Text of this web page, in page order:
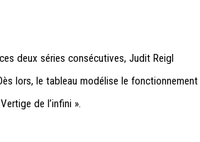
deux séries consécutives, Judit Reigl
lors, le tableau modélise le fonctionnement
de l’infini ».